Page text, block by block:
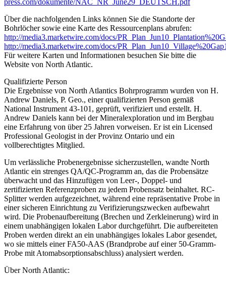
Über die nachfolgenden Links können Sie die Standorte der
Bohrlöcher sowie eine Karte des Ressourcenplans abrufen:
http://media3.marketwire.com/docs/
http://media3.marketwire.com/docs/
Für weitere Karten und Informationen besuchen Sie bitte die
Website von North Atlantic.
Qualifizierte Person
Die Ergebnisse von North Atlantics Bohrprogramm wurden von H.
Andrew Daniels, P. Geo., einer qualifizierten Person gemäß
National Instrument 43-101, geprüft, verifiziert und erstellt. H.
Andrew Daniels kann bei der Mineralexploration und im Bergbau
eine Erfahrung von über 25 Jahren vorweisen. Er ist ein Licensed
Professional Geologist in der Provinz Ontario und ein
vollberechtigtes Mitglied.
Um verlässliche Probenergebnisse sicherzustellen, wandte North
Atlantic ein strenges QA/QC-Programm an, das die Probensätze
überwacht und das Hinzufügen von Leer-, Doppel- und
zertifizierten Referenzproben zu jedem Probensatz beinhaltet. RC-
Splitter werden aufgezeichnet, während eine repräsentative Probe in
einer sicheren Einrichtung zu Verifizierungszwecken aufbewahrt
wird. Die Probenaufbereitung (Brechen und Zerkleinerung) wird in
einem unabhängigen lokalen Labor durchgeführt. Die aufbereiteten
Proben werden direkt an ein unabhängiges lokales Labor gesendet,
wo sie mittels einer FA50-AAS (Brandprobe auf einer 50-Gramm-
Probe mit Atomabsorptionsabschluss) analysiert werden.
Über North Atlantic: